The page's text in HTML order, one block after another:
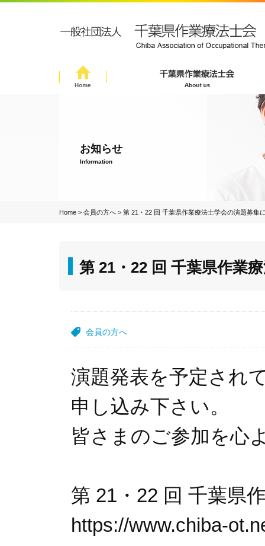
お知らせ
Information
Home > 会員の方へ > 第 21・22 回 千葉県作業療法士学会の演題募集
第 21・22 回 千葉県作業
会員の方へ
演題発表を予定され
申し込み下さい。
皆さまのご参加を心
第 21・22 回 千葉県
https://www.chiba-